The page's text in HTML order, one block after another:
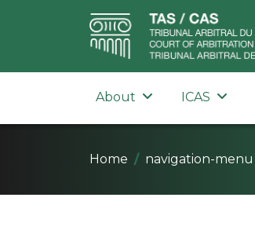
About ICAS
Home navigation-menu